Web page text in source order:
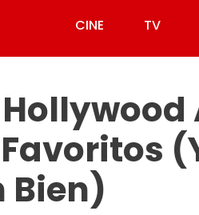
CINE TV
Bien)